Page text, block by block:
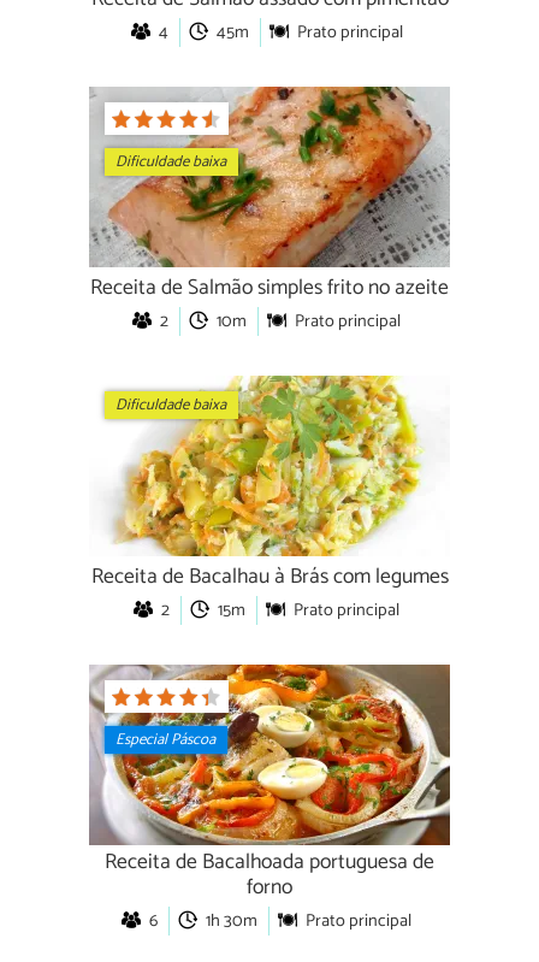
4 45m Prato principal
Dificuldade baixa
Receita de Salmão simples frito no azeite
2 10m Prato principal
Dificuldade baixa
Receita de Bacalhau à Brás com legumes
2 15m Prato principal
Especial Páscoa
Receita de Bacalhoada portuguesa de
forno
6 1h 30m Prato principal